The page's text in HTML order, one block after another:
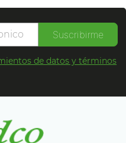
Suscribirme
de datos y términos